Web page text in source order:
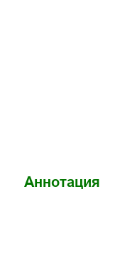
Аннотация